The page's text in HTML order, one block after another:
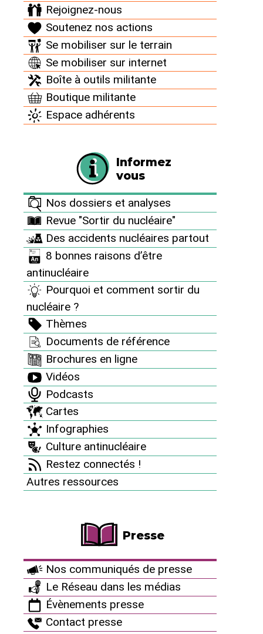
Rejoignez-nous
Soutenez nos actions
Se mobiliser sur le terrain
Se mobiliser sur internet
Boîte à outils militante
Boutique militante
Espace adhérents
Informez
vous
Nos dossiers et analyses
Revue "Sortir du nucléaire"
Des accidents nucléaires partout
8 bonnes raisons d’être
antinucléaire
Pourquoi et comment sortir du
nucléaire ?
Thèmes
Documents de référence
Brochures en ligne
Vidéos
Podcasts
Cartes
Infographies
Culture antinucléaire
Restez connectés !
Autres ressources
Presse
Nos communiqués de presse
Le Réseau dans les médias
Évènements presse
Contact presse
septembre, la signature du (…)
PRÉCÉDENT
12 décembre : journée d’action "Ni nucléaire, ni
Actions Flash
En 2018, huit victoires juridiques à notre actif !
Pages des groupes
Nucléaire et changement climatique : Stop aux
idées reçues !
Stockage des déchets : l’Europe passe la vitesse
supérieure
Contamination de l’air par l’iode 131 en Europe
Etudes sur le nucléaire
Energie Solaire : à l’aide !
Santé et radioactivité : agissez contre l’omerta de
l’OMS !
Depuis 2008 - autour du 26 avril : Chernobyl Day
Newsletter SCIN
NUCLÉAIRE MILITAIRE
Ça peut aussi vous
intéresser